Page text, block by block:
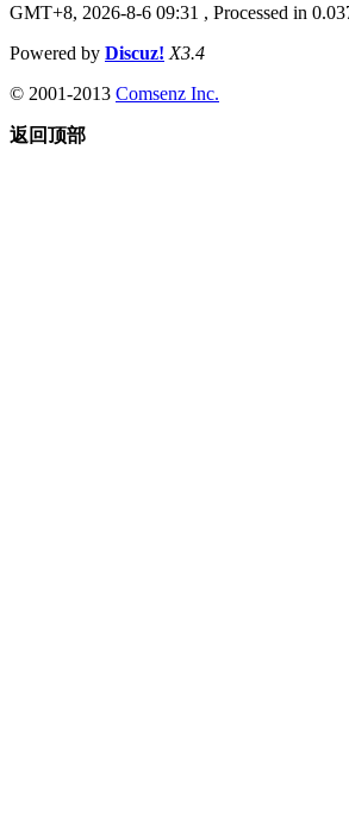
GMT+8, 2026-8-6 09:31 , Processed in
Powered by Discuz! X3.4
© 2001-2013 Comsenz Inc.
返回顶部